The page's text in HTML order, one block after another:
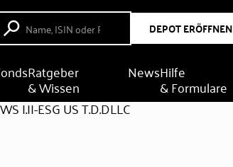
DEPOT ERÖFFNEN
Ratgeber
& Wissen
NewsHilfe
& Formulare
I.II-ESG US T.D.DLLC